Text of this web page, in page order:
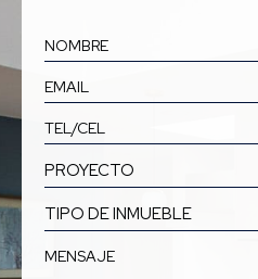
PROYECTO
TIPO DE INMUEBLE